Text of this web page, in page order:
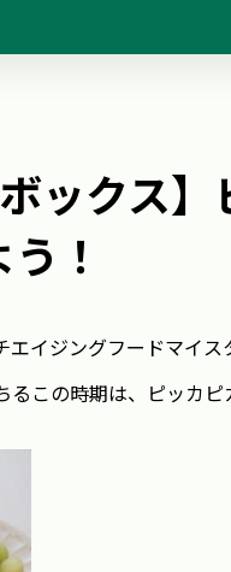
ックス
！
イジングフードマイス
この時期は、ピッカ